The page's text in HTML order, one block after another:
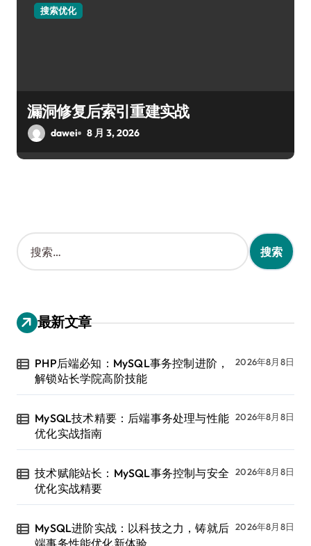
搜索优化
漏洞修复后索引重建实战
dawei 8 月 3, 2026
搜
索
：
最新文章
PHP后端必知：MySQL事务控制进阶，
解锁站长学院高阶技能
2026年8月8日
MySQL技术精要：后端事务处理与性能
优化实战指南
2026年8月8日
技术赋能站长：MySQL事务控制与安全
优化实战精要
2026年8月8日
MySQL进阶实战：以科技之力，铸就后
端事务性能优化新体验
2026年8月8日